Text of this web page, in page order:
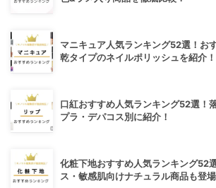
マニキュア人気ランキング52選！お
乾タイプのネイルポリッシュを紹介！
口紅おすすめ人気ランキング52選！
プラ・デパコス別に紹介！
化粧下地おすすめ人気ランキング52
ス・敏感肌向けナチュラル商品も登場